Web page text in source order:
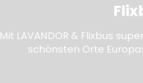
Mit LAVANDOR & Flixbus
schönsten Orte